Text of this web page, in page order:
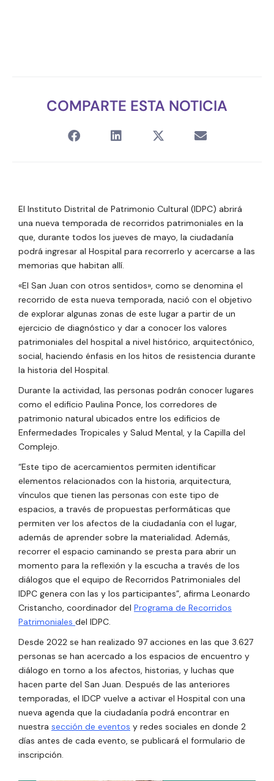
COMPARTE ESTA NOTICIA
El Instituto Distrital de Patrimonio Cultural (IDPC) abrirá
una nueva temporada de recorridos patrimoniales en la
que, durante todos los jueves de mayo, la ciudadanía
podrá ingresar al Hospital para recorrerlo y acercarse a las
memorias que habitan allí.
«El San Juan con otros sentidos», como se denomina el
recorrido de esta nueva temporada, nació con el objetivo
de explorar algunas zonas de este lugar a partir de un
ejercicio de diagnóstico y dar a conocer los valores
patrimoniales del hospital a nivel histórico, arquitectónico,
social, haciendo énfasis en los hitos de resistencia durante
la historia del Hospital.
Durante la actividad, las personas podrán conocer lugares
como el edificio Paulina Ponce, los corredores de
patrimonio natural ubicados entre los edificios de
Enfermedades Tropicales y Salud Mental, y la Capilla del
Complejo.
“Este tipo de acercamientos permiten identificar
elementos relacionados con la historia, arquitectura,
vínculos que tienen las personas con este tipo de
espacios, a través de propuestas performáticas que
permiten ver los afectos de la ciudadanía con el lugar,
además de aprender sobre la materialidad. Además,
recorrer el espacio caminando se presta para abrir un
momento para la reflexión y la escucha a través de los
diálogos que el equipo de Recorridos Patrimoniales del
IDPC genera con las y los participantes”, afirma Leonardo
Cristancho, coordinador del Programa de Recorridos
Patrimoniales del IDPC.
Desde 2022 se han realizado 97 acciones en las que 3.627
personas se han acercado a los espacios de encuentro y
diálogo en torno a los afectos, historias, y luchas que
hacen parte del San Juan. Después de las anteriores
temporadas, el IDCP vuelve a activar el Hospital con una
nueva agenda que la ciudadanía podrá encontrar en
nuestra sección de eventos y redes sociales en donde 2
días antes de cada evento, se publicará el formulario de
inscripción.